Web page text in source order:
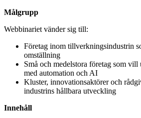
Målgrupp
Webbinariet vänder sig till:
Företag inom tillverkningsindustrin
omställning
Små och medelstora företag som
med automation och AI
Kluster, innovationsaktörer och
industrins hållbara utveckling
Innehåll